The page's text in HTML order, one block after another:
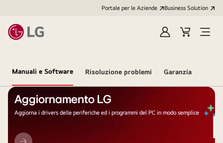
Portale per le Aziende Business Solution
AccediCart
Open
Manuali e Software Risoluzione problemi Garanzia
Aggiornamento LG
Aggiorna i drivers delle periferiche ed i programmi del PC in modo semplice
Aggiornamento